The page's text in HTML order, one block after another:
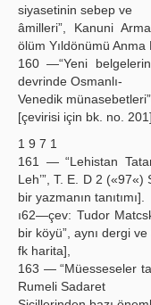
siyasetinin sebep ve
âmilleri”, Kanuni
ölüm Yıldönümü Anma
160 —“Yeni
devrinde Osmanlı-
Venedik
[çevirisi için bk. no. 201].
1 9 7 1
161 — “Lehistan
Leh’”, T. E. D 2
bir yazmanın tanıtımı].
ı62—çev: Tudor
bir köyü”, aynı dergi
fk harita],
163 — “Müesseseler
Rumeli Sadaret